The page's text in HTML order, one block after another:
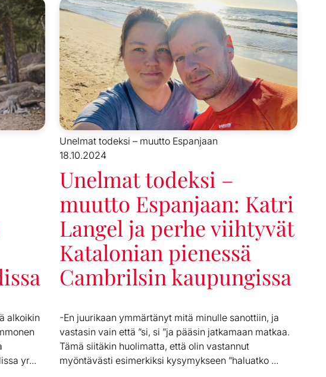
alkoikin
yr...
Unelmat todeksi – muutto Espanjaan
18.10.2024
Unelmat todeksi –
muutto Espanjaan: Katri
Langel ja perhe viihtyvät
Katalonian pienessä
Cambrilsin kaupungissa
-En juurikaan ymmärtänyt mitä minulle sanottiin, ja
vastasin vain että ”si, si ”ja pääsin jatkamaan matkaa.
Tämä siitäkin huolimatta, että olin vastannut
myöntävästi esimerkiksi kysymykseen ”haluatko ...